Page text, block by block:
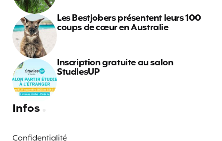
Les Bestjobers présentent leurs 100
coups de cœur en Australie
Inscription gratuite au salon
StudiesUP
Infos